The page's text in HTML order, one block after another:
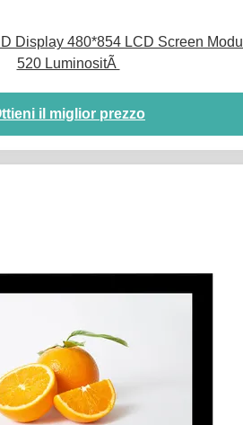
Display 480*854 LCD Screen
520 LuminositÃ
il miglior prezzo